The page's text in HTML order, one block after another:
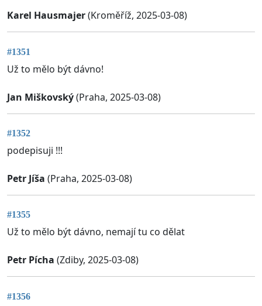
Karel Hausmajer(Kroměříž, 2025-03-08)
#1351
Už to mělo být dávno!
Jan Miškovský(Praha, 2025-03-08)
#1352
podepisuji !!!
Petr Jíša (Praha, 2025-03-08)
#1355
Už to mělo být dávno, nemají tu co dělat
Petr Pícha (Zdiby, 2025-03-08)
#1356